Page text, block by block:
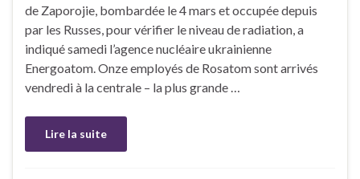
de Zaporojie, bombardée le 4 mars et occupée depuis
par les Russes, pour vérifier le niveau de radiation, a
indiqué samedi l’agence nucléaire ukrainienne
Energoatom. Onze employés de Rosatom sont arrivés
vendredi à la centrale – la plus grande …
Lire la suite